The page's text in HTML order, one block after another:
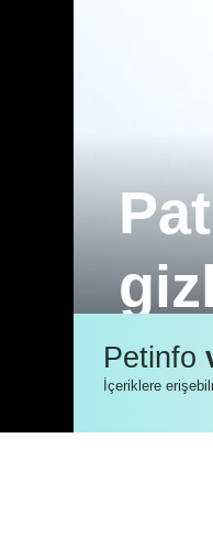
kalp
Petinfo
İçeriklere